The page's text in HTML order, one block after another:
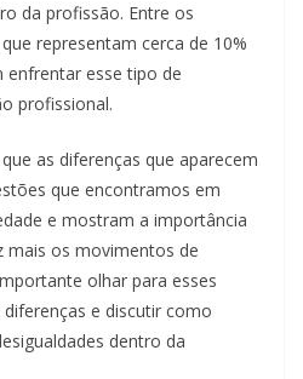
da profissão. Entre os
representam cerca de 10%
enfrentar esse tipo de
profissional.
as diferenças que aparecem
que encontramos em
e mostram a importância
mais os movimentos de
olhar para esses
e discutir como
dentro da